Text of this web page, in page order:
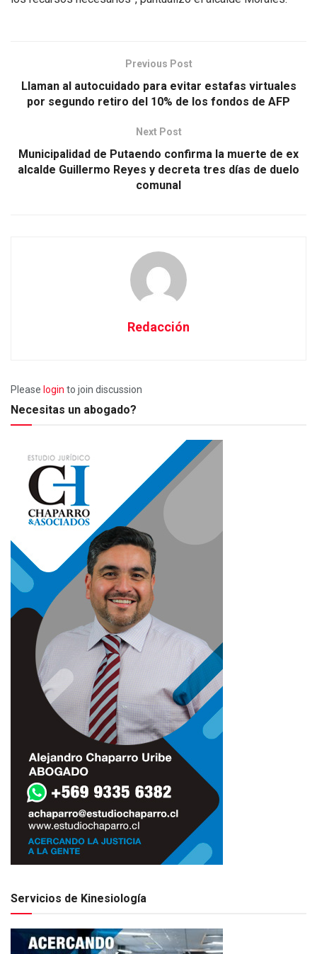
Previous Post
Llaman al autocuidado para evitar estafas virtuales
por segundo retiro del 10% de los fondos de AFP
Next Post
Municipalidad de Putaendo confirma la muerte de ex
alcalde Guillermo Reyes y decreta tres días de duelo
comunal
Redacción
Please login to join discussion
Necesitas un abogado?
Servicios de Kinesiología